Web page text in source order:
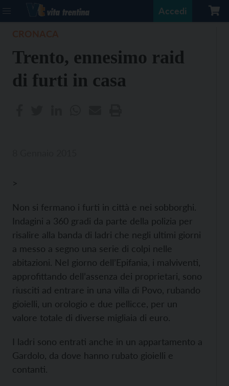
Accedi
Trento, ennesimo raid
di furti in casa
>
Non si fermano i furti in città e nei sobborghi.
Indagini a 360 gradi da parte della polizia per
risalire alla banda di ladri che negli ultimi giorni
a messo a segno una serie di colpi nelle
abitazioni. Nel giorno dell’Epifania, i malviventi,
approfittando dell’assenza dei proprietari, sono
riusciti ad entrare in una villa di Povo, rubando
gioielli, un orologio e due pellicce, per un
valore totale di diverse migliaia di euro.
I ladri sono entrati anche in un appartamento a
Gardolo, da dove hanno rubato gioielli e
contanti.